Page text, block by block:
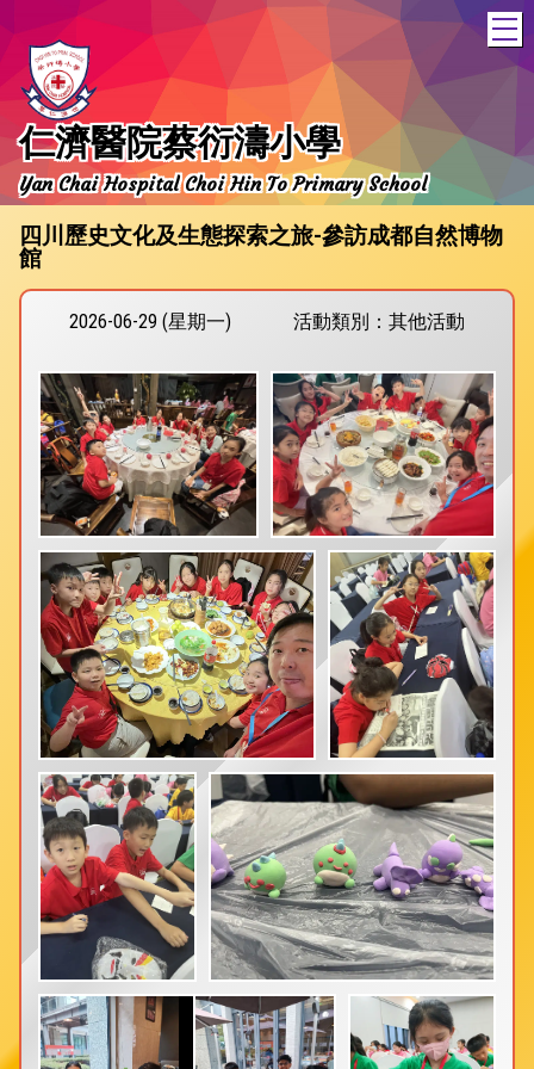
仁濟醫院蔡衍濤小學
Yan Chai Hospital Choi Hin To Primary School
四川歷史文化及生態探索之旅-參訪成都自然博物
館
2026-06-29 (星期一) 活動類別：其他活動